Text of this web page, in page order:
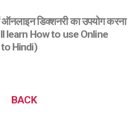
डिक्शनरी का उपयोग करना
learn How to use Online
Hindi)
BACK